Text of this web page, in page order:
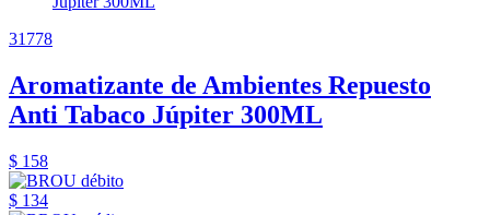
31778
Aromatizante de Ambientes Repuesto
Anti Tabaco Júpiter 300ML
$ 158
$ 134